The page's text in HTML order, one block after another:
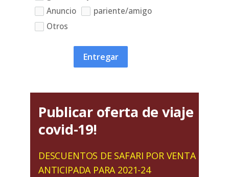
Anuncio
pariente/amigo
Otros
Entregar
Publicar oferta de viaje
covid-19!
DESCUENTOS DE SAFARI POR VENTA
ANTICIPADA PARA 2021-24